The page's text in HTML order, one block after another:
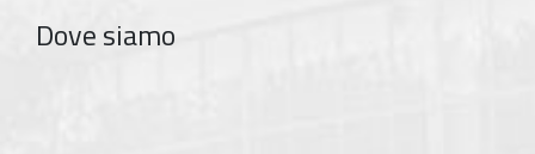
Dove siamo